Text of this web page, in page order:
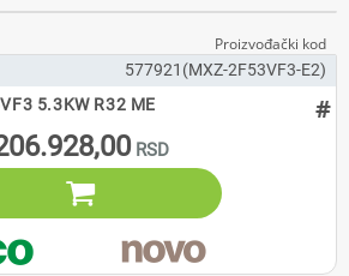
577921(MXZ-2F53VF3-E2)
5.3KW R32 ME
#
